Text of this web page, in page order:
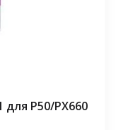
для P50/PX660